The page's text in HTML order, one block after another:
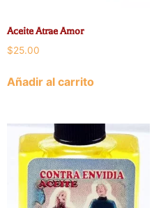
Aceite Atrae Amor
$25.00
Añadir al carrito